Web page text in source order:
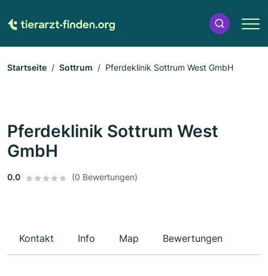
Startseite Sottrum Pferdeklinik Sottrum West GmbH
Pferdeklinik Sottrum West
GmbH
0.0 (0 Bewertungen)
Kontakt Info Map Bewertungen